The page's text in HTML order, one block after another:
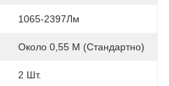
1065-2397Лм
Около 0,55 М (стандартно)
2 Шт.